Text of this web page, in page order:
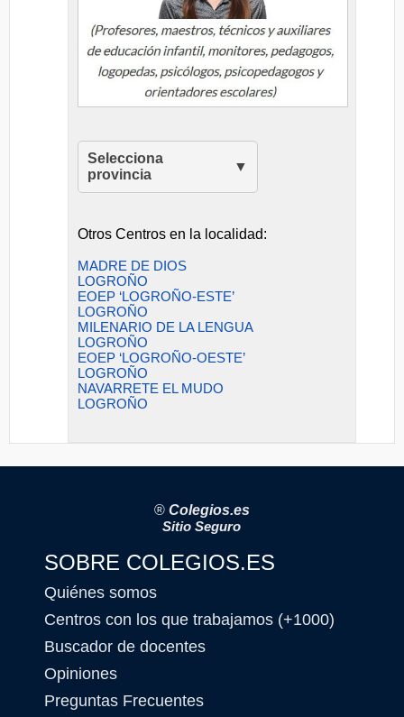
Selecciona
provincia
Otros Centros en la localidad:
MADRE DE DIOS
LOGROÑO
EOEP ‘LOGROÑO-ESTE’
LOGROÑO
MILENARIO DE LA LENGUA
LOGROÑO
EOEP ‘LOGROÑO-OESTE’
LOGROÑO
NAVARRETE EL MUDO
LOGROÑO
® Colegios.es
Sitio Seguro
SOBRE COLEGIOS.ES
Quiénes somos
Centros con los que trabajamos (+1000)
Buscador de docentes
Opiniones
Preguntas Frecuentes